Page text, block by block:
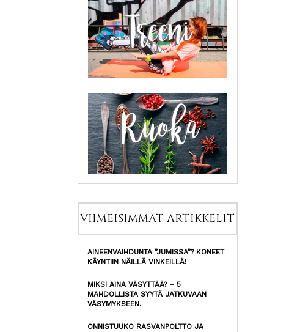
VIIMEISIMMÄT ARTIKKELIT
AINEENVAIHDUNTA ”JUMISSA”? KONEET
KÄYNTIIN NÄILLÄ VINKEILLÄ!
MIKSI AINA VÄSYTTÄÄ? – 5
MAHDOLLISTA SYYTÄ JATKUVAAN
VÄSYMYKSEEN.
ONNISTUUKO RASVANPOLTTO JA